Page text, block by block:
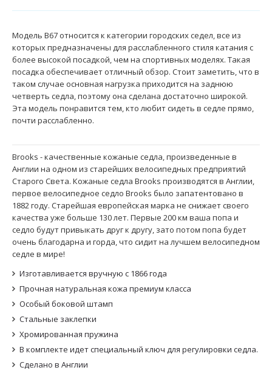
Модель B67 относится к категории городских седел, все из
которых предназначены для расслабленного стиля катания с
более высокой посадкой, чем на спортивных моделях. Такая
посадка обеспечивает отличный обзор. Стоит заметить, что в
таком случае основная нагрузка приходится на заднюю
четверть седла, поэтому она сделана достаточно широкой.
Эта модель понравится тем, кто любит сидеть в седле прямо,
почти расслабленно.
Brooks - качественные кожаные седла, произведенные в
Англии на одном из старейших велосипедных предприятий
Старого Света. Кожаные седла Brooks производятся в Англии,
первое велосипедное седло Brooks было запатентовано в
1882 году. Старейшая европейская марка не снижает своего
качества уже больше 130 лет. Первые 200 км ваша попа и
седло будут привыкать друг к другу, зато потом попа будет
очень благодарна и горда, что сидит на лучшем велосипедном
седле в мире!
Изготавливается вручную с 1866 года
Прочная натуральная кожа премиум класса
Особый боковой штамп
Стальные заклепки
Хромированная пружина
В комплекте идет специальный ключ для регулировки седла.
Сделано в Англии